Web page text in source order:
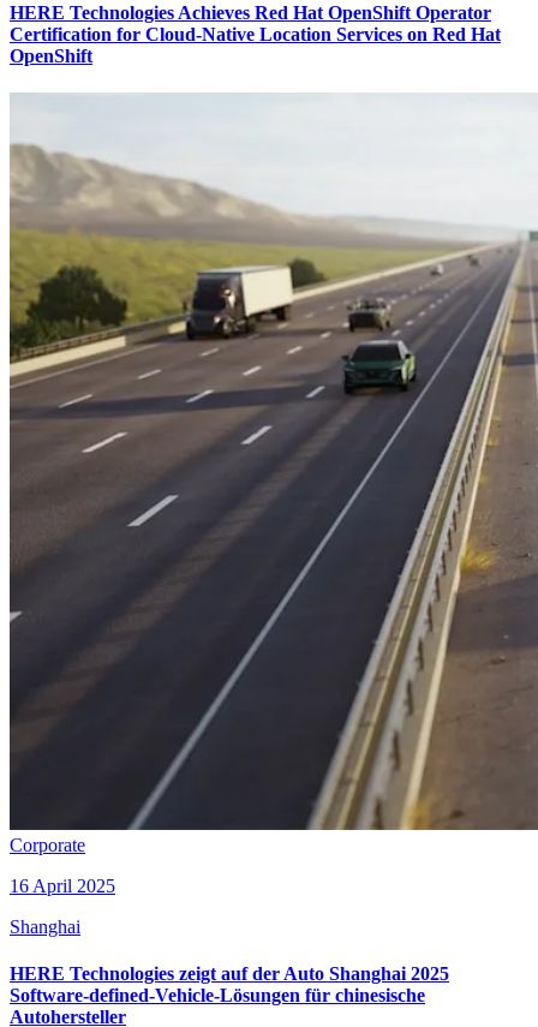
HERE Technologies Achieves Red Hat OpenShift Operator
Certification for Cloud-Native Location Services on Red Hat
OpenShift
Corporate
16 April 2025
Shanghai
HERE Technologies zeigt auf der Auto Shanghai 2025
Software-defined-Vehicle-Lösungen für chinesische
Autohersteller